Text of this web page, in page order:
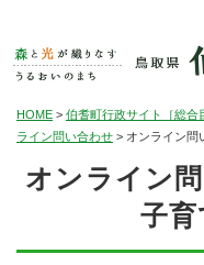
HOME > 伯耆町行政サイト［総合
ライン問い合わせ > オンライン問
オンライン
子育